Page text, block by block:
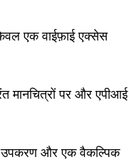
एक वाईफ़ाई एक्सेस
मानचित्रों पर और एपीआई
उपकरण और एक वैकल्पिक